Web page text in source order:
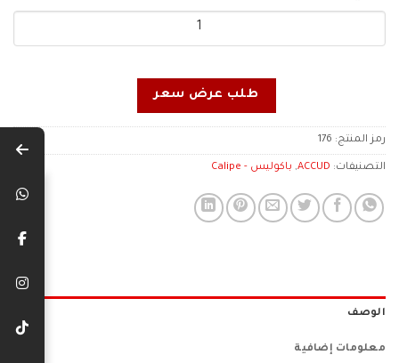
طلب عرض سعر
رمز المنتج: 176
التصنيفات: ACCUD
, باكوليس - Calipe
الوصف
معلومات إضافية